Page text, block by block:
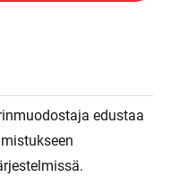
edustaa